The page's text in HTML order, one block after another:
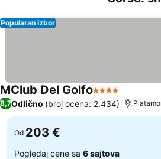
Popularan izbor
MClub Del Golfo4 Zvezdice
8,7Odlično (broj ocena: 2.434)
Od 203 €
Pogledaj cene sa 6 sajtova